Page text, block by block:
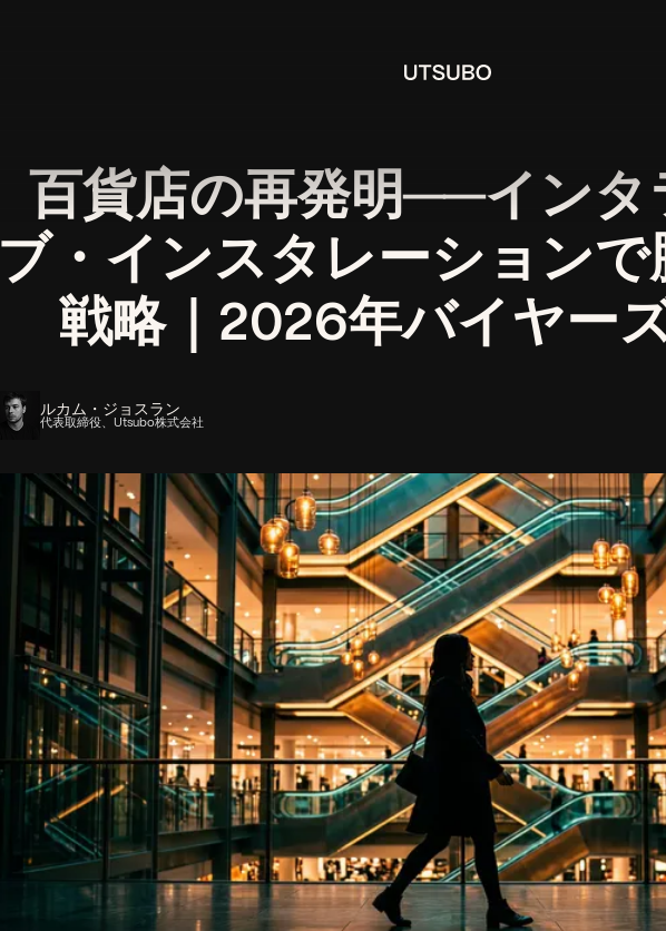
百貨店の再発明──インタ
ブ・インスタレーション
戦略｜2026年バイヤー
ルカム・ジョスラン
代表取締役、Utsubo株式会社